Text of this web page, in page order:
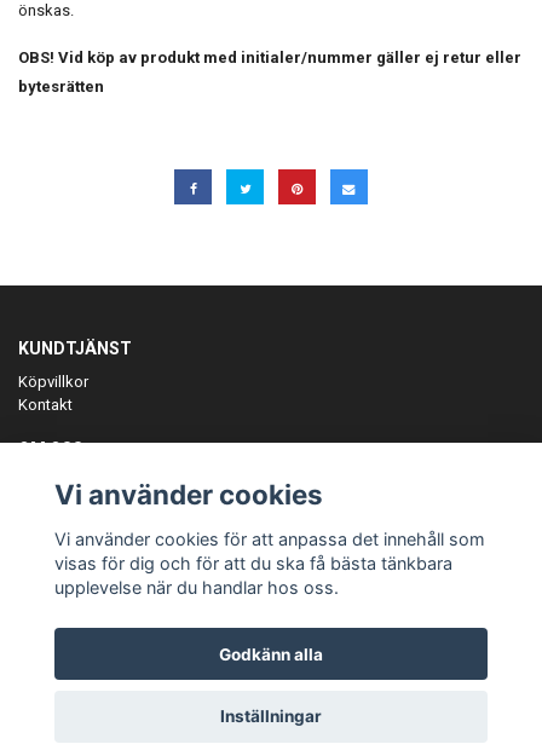
önskas.
OBS! Vid köp av produkt med initialer/nummer gäller ej retur eller
bytesrätten
KUNDTJÄNST
Köpvillkor
Kontakt
OM OSS
ANMÄL DIG TILL VÅRT NYHETSBREV
Prenumerera
© Copyright Teamgear
Vi använder cookies
Vi använder cookies för att anpassa det innehåll som
visas för dig och för att du ska få bästa tänkbara
upplevelse när du handlar hos oss.
Godkänn alla
Inställningar